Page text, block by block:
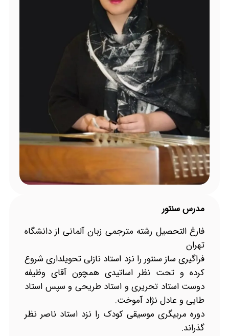
مدرس سنتور
فارغ التحصیل رشته مترجمی زبان آلمانی از دانشگاه
تهران
فراگیری ساز سنتور را نزد استاد نازلی تحویلداری شروع
کرده و تحت نظر اساتیدی همچون آقای وظیفه
دوست استاد تحریری و استاد طریحی و سپس استاد
طایی و عادل نژاد آموخت.
دوره مربیگری موسیقی کودک را نزد استاد ناصر نظر
گذراند.